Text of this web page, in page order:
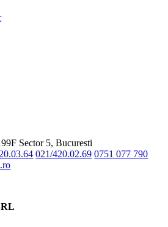
Sector 5, Bucuresti
021/420.02.69 0751 077 790